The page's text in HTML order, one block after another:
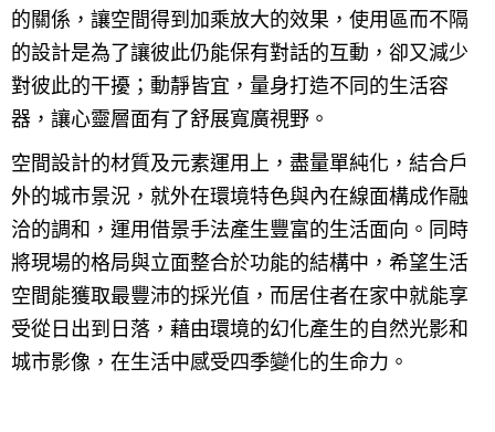
的關係，讓空間得到加乘放大的效果，使用區而不隔
的設計是為了讓彼此仍能保有對話的互動，卻又減少
對彼此的干擾；動靜皆宜，量身打造不同的生活容
器，讓心靈層面有了舒展寬廣視野。
空間設計的材質及元素運用上，盡量單純化，結合戶
外的城市景況，就外在環境特色與內在線面構成作融
洽的調和，運用借景手法產生豐富的生活面向。同時
將現場的格局與立面整合於功能的結構中，希望生活
空間能獲取最豐沛的採光值，而居住者在家中就能享
受從日出到日落，藉由環境的幻化產生的自然光影和
城市影像，在生活中感受四季變化的生命力。